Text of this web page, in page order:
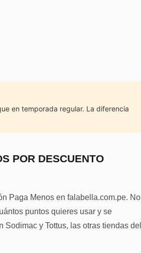
en temporada regular. La diferencia
POR DESCUENTO
Paga Menos en falabella.com.pe. No
puntos quieres usar y se
y Tottus, las otras tiendas del